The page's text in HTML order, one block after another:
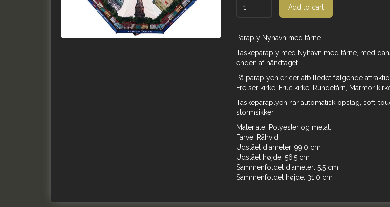
Add to cart
Paraply Nyhavn med tårne
Taskeparaply med Nyhavn med tårne, med
enden af håndtaget.
På paraplyen er der afbilledet følgende
Frelser kirke, Frue kirke, Rundetårn, Marmor
Taskeparaplyen har automatisk opslag, soft-
stormsikker.
Materiale: Polyester og metal.
Farve: Råhvid
Udslået diameter: 99,0 cm
Udslået højde: 56,5 cm
Sammenfoldet diameter: 5,5 cm
Sammenfoldet højde: 31,0 cm